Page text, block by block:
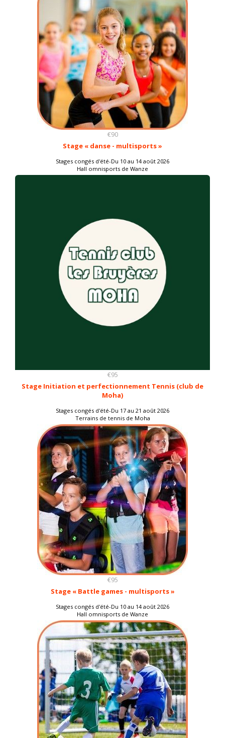
€90
Stage « danse - multisports »
Stages congés d'été-Du 10 au 14 août 2026
Hall omnisports de Wanze
€95
Stage Initiation et perfectionnement Tennis (club de
Moha)
Stages congés d'été-Du 17 au 21 août 2026
Terrains de tennis de Moha
€95
Stage « Battle games - multisports »
Stages congés d'été-Du 10 au 14 août 2026
Hall omnisports de Wanze